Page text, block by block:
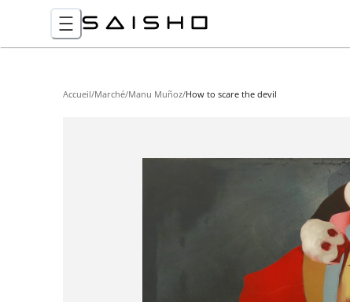
Accueil/Marché/Manu Muñoz/How to scare the devil